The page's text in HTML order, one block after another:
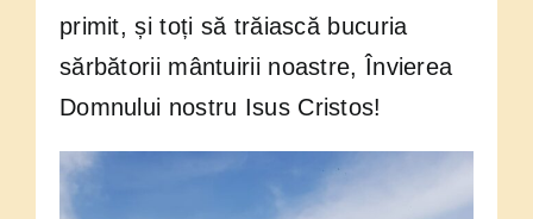
primit, și toți să trăiască bucuria
sărbătorii mântuirii noastre, Învierea
Domnului nostru Isus Cristos!